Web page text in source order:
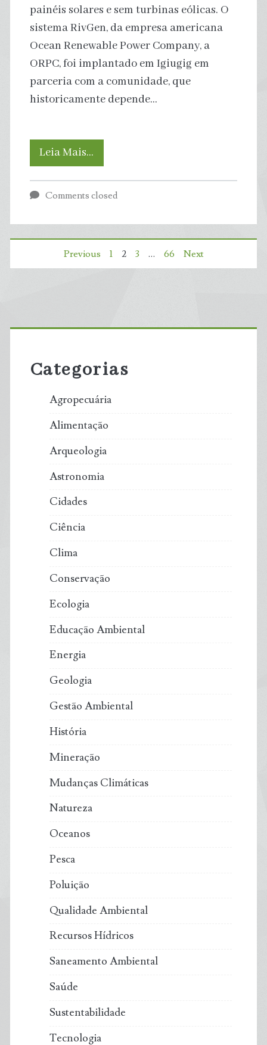
painéis solares e sem turbinas eólicas. O
sistema RivGen, da empresa americana
Ocean Renewable Power Company, a
ORPC, foi implantado em Igiugig em
parceria com a comunidade, que
historicamente depende…
Leia Mais…
submersa
a
para
gerar
energia
renovável
em
Alasca
Comments closed
Paginação
Previous 1 2 3 … 66 Next
Primary
Categorias
Agropecuária
Alimentação
Arqueologia
Astronomia
Cidades
Ciência
Clima
Conservação
Ecologia
Educação Ambiental
Energia
Geologia
Gestão Ambiental
História
Mineração
Mudanças Climáticas
Natureza
Oceanos
Pesca
Poluição
Qualidade Ambiental
Recursos Hídricos
Saneamento Ambiental
Saúde
Sustentabilidade
Tecnologia